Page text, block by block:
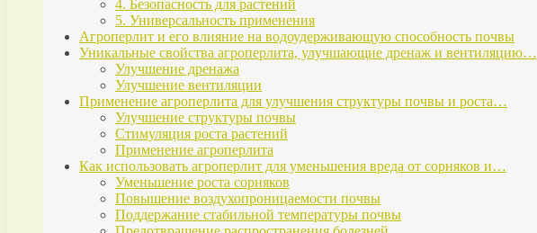
4. Безопасность для растений
5. Универсальность применения
Агроперлит и его влияние на водоудерживающую способность почвы
Уникальные свойства агроперлита, улучшающие дренаж и вентиляцию…
Улучшение дренажа
Улучшение вентиляции
Применение агроперлита для улучшения структуры почвы и роста…
Улучшение структуры почвы
Стимуляция роста растений
Применение агроперлита
Как использовать агроперлит для уменьшения вреда от сорняков и…
Уменьшение роста сорняков
Повышение воздухопроницаемости почвы
Поддержание стабильной температуры почвы